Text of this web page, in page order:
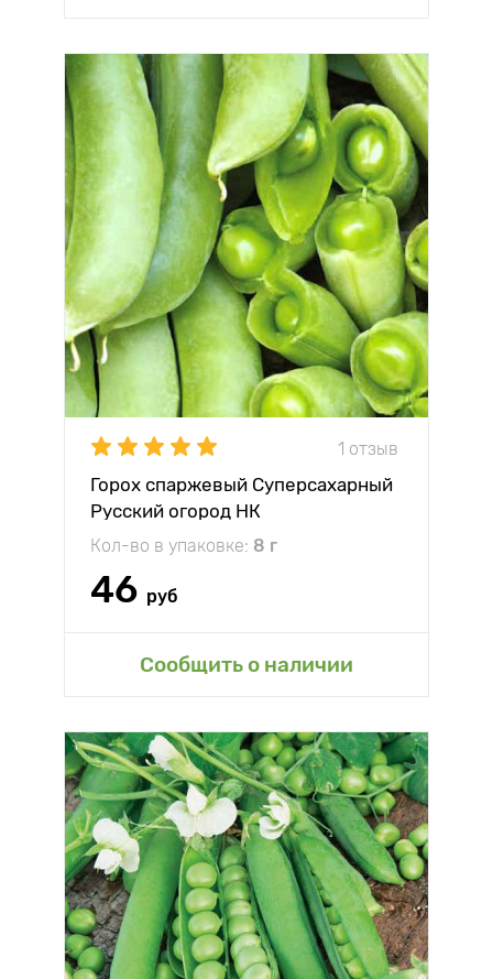
1 отзыв
Горох спаржевый Суперсахарный
Русский огород НК
Кол-во в упаковке: 8 г
46 руб
Сообщить о наличии